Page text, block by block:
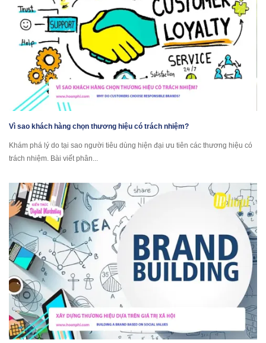
Vì sao khách hàng chọn thương hiệu có trách nhiệm?
Khám phá lý do tại sao người tiêu dùng hiện đại ưu tiên các thương hiệu có
trách nhiệm. Bài viết phân...